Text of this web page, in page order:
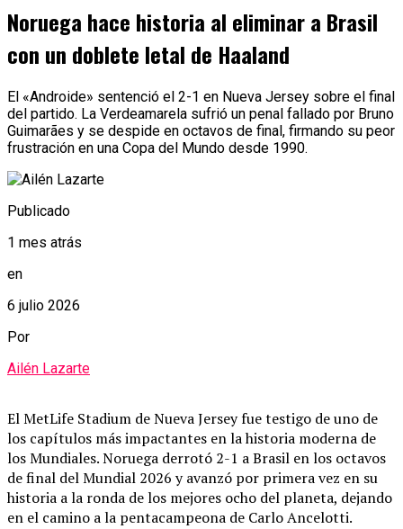
Noruega hace historia al eliminar a Brasil
con un doblete letal de Haaland
El «Androide» sentenció el 2-1 en Nueva Jersey sobre el final
del partido. La Verdeamarela sufrió un penal fallado por Bruno
Guimarães y se despide en octavos de final, firmando su peor
frustración en una Copa del Mundo desde 1990.
Publicado
1 mes atrás
en
6 julio 2026
Por
Ailén Lazarte
El MetLife Stadium de Nueva Jersey fue testigo de uno de
los capítulos más impactantes en la historia moderna de
los Mundiales.Noruega derrotó 2-1 a Brasil en los octavos
de final del Mundial 2026 y avanzó por primera vez en su
historia a la ronda de los mejores ocho del planeta, dejando
en el camino a la pentacampeona de Carlo Ancelotti.